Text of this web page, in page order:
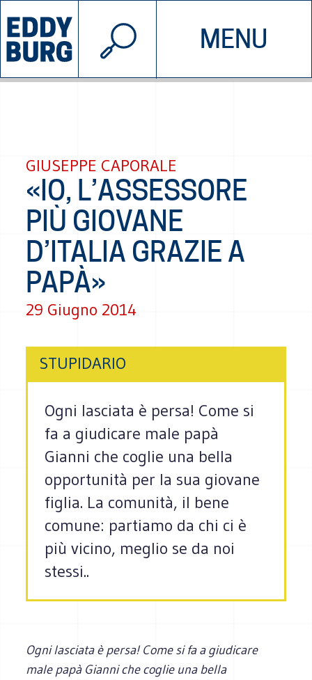
MENU
INIZIATIVE CHI SIAMO
© 2026 EDDYBURG
GIUSEPPE CAPORALE
«IO, L’ASSESSORE
PIÙ GIOVANE
D’ITALIA GRAZIE A
PAPÀ»
29 Giugno 2014
STUPIDARIO
Ogni lasciata è persa! Come si
fa a giudicare male papà
Gianni che coglie una bella
opportunità per la sua giovane
figlia. La comunità, il bene
comune: partiamo da chi ci è
più vicino, meglio se da noi
stessi..
Ogni lasciata è persa! Come si fa a giudicare
male papà Gianni che coglie una bella